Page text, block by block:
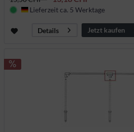
Deutschland
Lieferzeit ca. 5 Werktage
Details Jetzt kaufen